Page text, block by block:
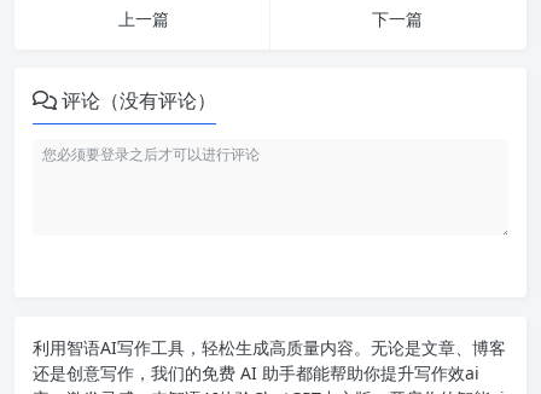
上一篇
下一篇
评论（没有评论）
利用智语AI写作工具，轻松生成高质量内容。无论是文章、博客
还是创意写作，我们的免费 AI 助手都能帮助你提升写作效ai